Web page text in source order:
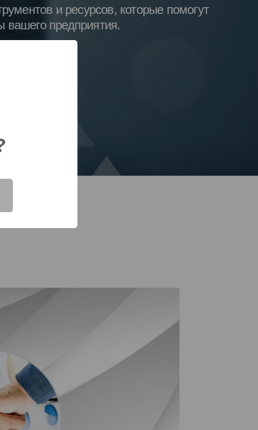
и ресурсов, которые помогут
вашего предприятия.